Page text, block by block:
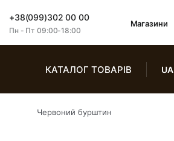
+38(099)302 00 00
Пн - Пт 09:00-18:00
Магазини
КАТАЛОГ ТОВАРІВ UA
Червоний бурштин